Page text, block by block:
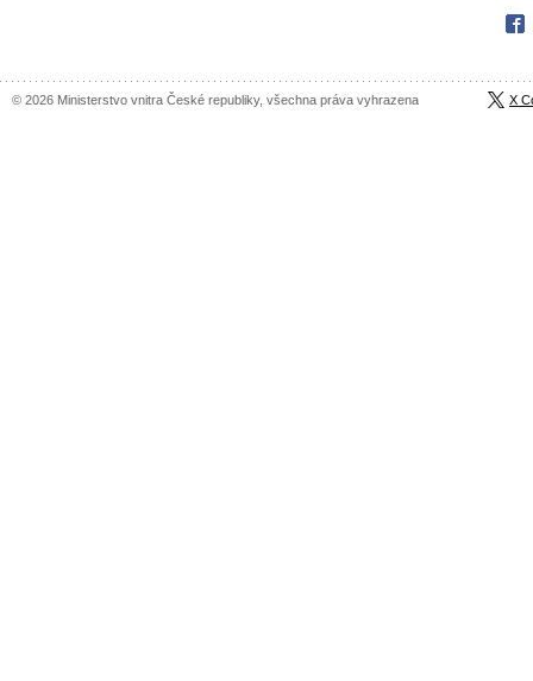
© 2026 Ministerstvo vnitra České republiky, všechna práva vyhrazena X